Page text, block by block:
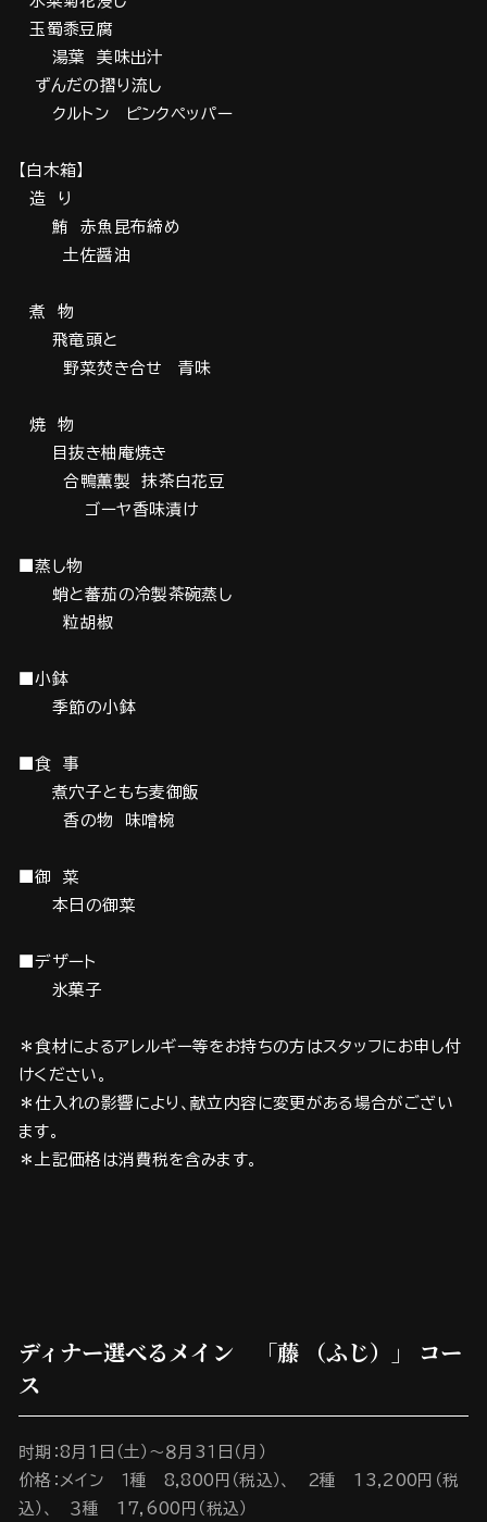
玉蜀黍豆腐
湯葉 美味出汁
ずんだの摺り流し
クルトン ピンクペッパー
【白木箱】
造 り
鮪 赤魚昆布締め
土佐醤油
煮 物
飛竜頭と
野菜焚き合せ 青味
焼 物
目抜き柚庵焼き
合鴨薫製 抹茶白花豆
ゴーヤ香味漬け
■蒸し物
蛸と蕃茄の冷製茶碗蒸し
粒胡椒
■小鉢
季節の小鉢
■食 事
煮穴子ともち麦御飯
香の物 味噌椀
■御 菜
本日の御菜
■デザート
氷菓子
＊食材によるアレルギー等をお持ちの方はスタッフにお申し付
けください。
＊仕入れの影響により、献立内容に変更がある場合がござい
ます。
＊上記価格は消費税を含みます。
ディナー選べるメイン 「藤 （ふじ）」 コー
ス
时期：8月1日（土）～８月3１日（月）
价格：メイン １種 8,800円（税込）、 ２種 13,200円（税
込）、 ３種 17,600円（税込）